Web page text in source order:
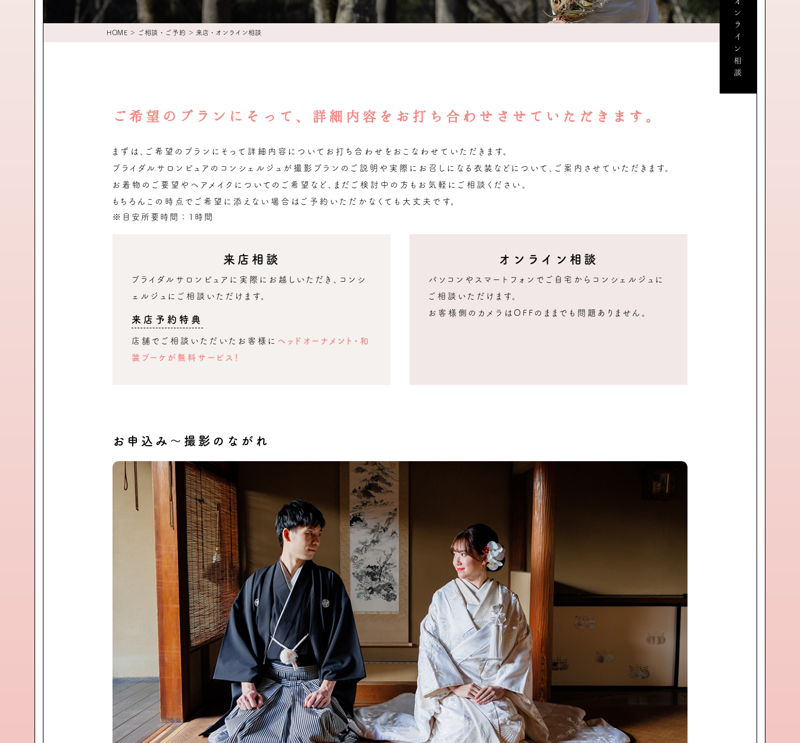
HOME ＞ ご相談・ご予約 ＞ 来店・オンライン相談
ご希望のプランにそって、詳細内容をお打ち合わせさせていただきます。
まずは、ご希望のプランにそって詳細内容についてお打ち合わせをおこなわせていただきます。
ブライダルサロンピュアのコンシェルジュが撮影プランのご説明や実際にお召しになる衣装などについて、ご案内させていただきます。
お着物のご要望やヘアメイクについてのご希望など、まだご検討中の方もお気軽にご相談ください。
もちろんこの時点でご希望に添えない場合はご予約いただかなくても大丈夫です。
※目安所要時間：1時間
来店相談
ブライダルサロンピュアに実際にお越しいただき、コンシ
ェルジュにご相談いただけます。
来店予約特典
店舗でご相談いただいたお客様に ヘッドオーナメント・和
装ブーケが無料サービス！
オンライン相談
パソコンやスマートフォンでご自宅からコンシェルジュに
ご相談いただけます。
お客様側のカメラはOFFのままでも問題ありません。
お申込み～撮影のながれ